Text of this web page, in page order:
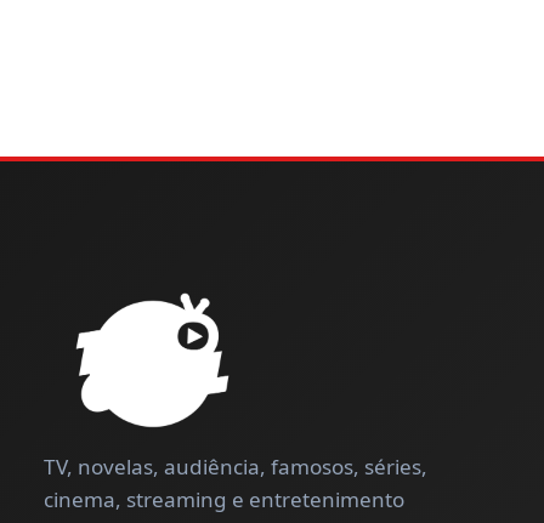
TV, novelas, audiência, famosos, séries,
cinema, streaming e entretenimento